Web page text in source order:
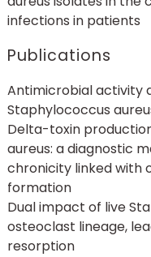
infections in patients
Publications
Antimicrobial activity
Staphylococcus
Delta-toxin
aureus: a diagnostic
chronicity linked with
formation
Dual impact of live
osteoclast lineage,
resorption